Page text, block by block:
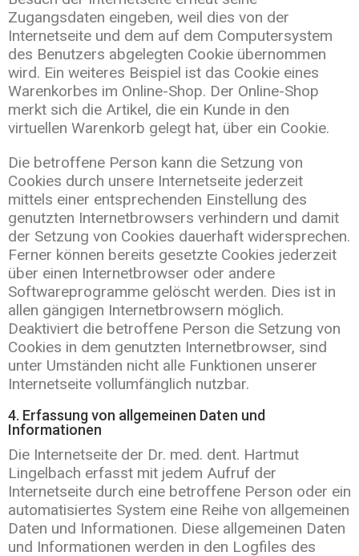
Zugangsdaten eingeben, weil dies von der
Internetseite und dem auf dem Computersystem
des Benutzers abgelegten Cookie übernommen
wird. Ein weiteres Beispiel ist das Cookie eines
Warenkorbes im Online-Shop. Der Online-Shop
merkt sich die Artikel, die ein Kunde in den
virtuellen Warenkorb gelegt hat, über ein Cookie.
Die betroffene Person kann die Setzung von
Cookies durch unsere Internetseite jederzeit
mittels einer entsprechenden Einstellung des
genutzten Internetbrowsers verhindern und damit
der Setzung von Cookies dauerhaft widersprechen.
Ferner können bereits gesetzte Cookies jederzeit
über einen Internetbrowser oder andere
Softwareprogramme gelöscht werden. Dies ist in
allen gängigen Internetbrowsern möglich.
Deaktiviert die betroffene Person die Setzung von
Cookies in dem genutzten Internetbrowser, sind
unter Umständen nicht alle Funktionen unserer
Internetseite vollumfänglich nutzbar.
4. Erfassung von allgemeinen Daten und
Informationen
Die Internetseite der Dr. med. dent. Hartmut
Lingelbach erfasst mit jedem Aufruf der
Internetseite durch eine betroffene Person oder ein
automatisiertes System eine Reihe von allgemeinen
Daten und Informationen. Diese allgemeinen Daten
und Informationen werden in den Logfiles des